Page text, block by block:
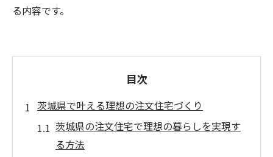
る内容です。
目次
茨城県で叶える理想の注文住宅づくり
茨城県の注文住宅で理想の暮らしを実現す
る方法